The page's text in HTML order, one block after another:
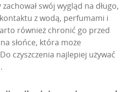
swój wygląd na długo,
z wodą, perfumami i
również chronić go przed
słońce, która może
czyszczenia najlepiej używać